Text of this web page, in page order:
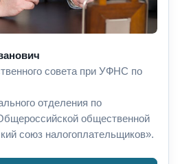
совета при УФНС по
отделения по
общественной
союз налогоплательщиков».